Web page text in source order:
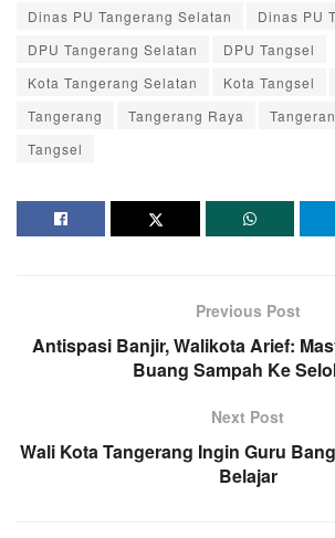
Dinas PU Tangerang Selatan
Dinas PU
DPU Tangerang Selatan
DPU Tangsel
Kota Tangerang Selatan
Kota Tangsel
Tangerang
Tangerang Raya
Tangsel
Previous Post
Antispasi Banjir, Walikota Arief:
Buang Sampah Ke
Next Post
Wali Kota Tangerang Ingin Guru
Belajar